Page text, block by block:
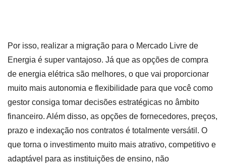
Por isso, realizar a migração para o Mercado Livre de
Energia é super vantajoso. Já que as opções de compra
de energia elétrica são melhores, o que vai proporcionar
muito mais autonomia e flexibilidade para que você como
gestor consiga tomar decisões estratégicas no âmbito
financeiro. Além disso, as opções de fornecedores, preços,
prazo e indexação nos contratos é totalmente versátil. O
que torna o investimento muito mais atrativo, competitivo e
adaptável para as instituições de ensino, não